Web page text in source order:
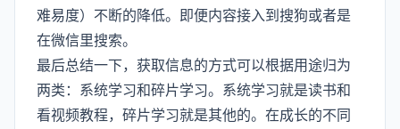
难易度）不断的降低。即便内容接入到搜狗或者是
在微信里搜索。
最后总结一下，获取信息的方式可以根据用途归为
两类：系统学习和碎片学习。系统学习就是读书和
看视频教程，碎片学习就是其他的。在成长的不同